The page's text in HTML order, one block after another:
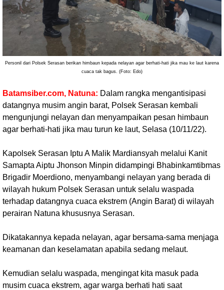
Personil dari Polsek Serasan berikan himbaun kepada nelayan agar berhati-hati jika mau ke laut karena
cuaca tak bagus. (Foto: Edo)
Batamsiber.com, Natuna: Dalam rangka mengantisipasi
datangnya musim angin barat, Polsek Serasan kembali
mengunjungi nelayan dan menyampaikan pesan himbaun
agar berhati-hati jika mau turun ke laut, Selasa (10/11/22).
Kapolsek Serasan Iptu A Malik Mardiansyah melalui Kanit
Samapta Aiptu Jhonson Minpin didampingi Bhabinkamtibmas
Brigadir Moerdiono, menyambangi nelayan yang berada di
wilayah hukum Polsek Serasan untuk selalu waspada
terhadap datangnya cuaca ekstrem (Angin Barat) di wilayah
perairan Natuna khususnya Serasan.
Dikatakannya kepada nelayan, agar bersama-sama menjaga
keamanan dan keselamatan apabila sedang melaut.
Kemudian selalu waspada, mengingat kita masuk pada
musim cuaca ekstrem, agar warga berhati hati saat